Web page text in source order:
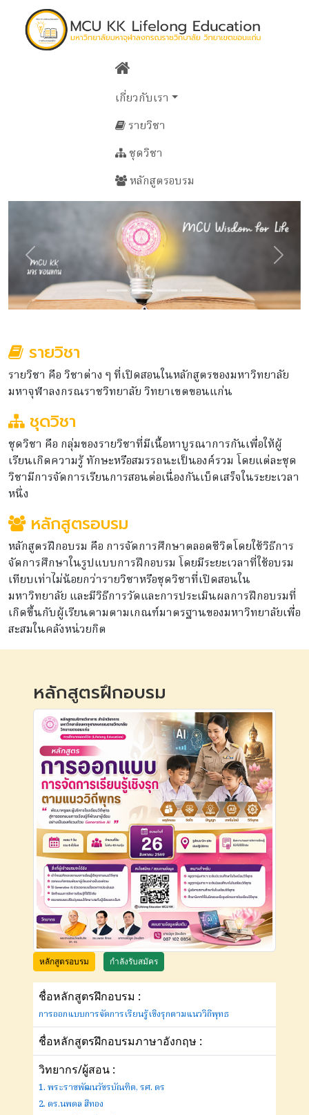
เกี่ยวกับเรา
รายวิชา
ชุดวิชา
หลักสูตรอบรม
รายวิชา
รายวิชา คือ วิชาต่าง ๆ ที่เปิดสอนในหลักสูตรของมหาวิทยาลัย
มหาจุฬาลงกรณราชวิทยาลัย วิทยาเขตขอนแก่น
ชุดวิชา
ชุดวิชา คือ กลุ่มของรายวิชาที่มีเนื้อหาบูรณาการกันเพื่อให้ผู้
เรียนเกิดความรู้ ทักษะหรือสมรรถนะเป็นองค์รวม โดยแต่ละชุด
วิชามีการจัดการเรียนการสอนต่อเนื่องกันเบ็ดเสร็จในระยะเวลา
หนึ่ง
หลักสูตรอบรม
หลักสูตรฝึกอบรม คือ การจัดการศึกษาตลอดชีวิตโดยใช้วิธีการ
จัดการศึกษาในรูปแบบการฝึกอบรม โดยมีระยะเวลาที่ใช้อบรม
เทียบเท่าไม่น้อยกว่ารายวิชาหรือชุดวิชาที่เปิดสอนใน
มหาวิทยาลัย และมีวิธีการวัดและการประเมินผลการฝึกอบรมที่
เกิดขึ้นกับผู้เรียนตามตามเกณฑ์มาตรฐานของมหาวิทยาลัยเพื่อ
สะสมในคลังหน่วยกิต
หลักสูตรฝึกอบรม
หลักสูตรอบรม กำลังรับสมัคร
ชื่อหลักสูตรฝึกอบรม :
การออกแบบการจัดการเรียนรู้เชิงรุกตามแนววิถีพุทธ
ชื่อหลักสูตรฝึกอบรมภาษาอังกฤษ :
วิทยากร/ผู้สอน :
1. พระราชพัฒนวัชรบัณฑิต, รศ. ดร
2. ดร.นพดล สีทอง